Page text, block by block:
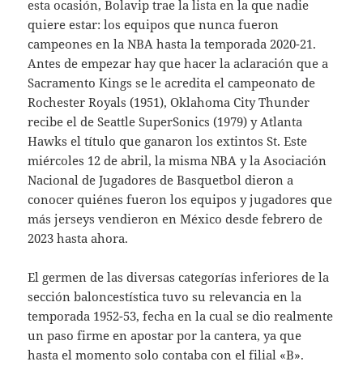
esta ocasión, Bolavip trae la lista en la que nadie
quiere estar: los equipos que nunca fueron
campeones en la NBA hasta la temporada 2020-21.
Antes de empezar hay que hacer la aclaración que a
Sacramento Kings se le acredita el campeonato de
Rochester Royals (1951), Oklahoma City Thunder
recibe el de Seattle SuperSonics (1979) y Atlanta
Hawks el título que ganaron los extintos St. Este
miércoles 12 de abril, la misma NBA y la Asociación
Nacional de Jugadores de Basquetbol dieron a
conocer quiénes fueron los equipos y jugadores que
más jerseys vendieron en México desde febrero de
2023 hasta ahora.
El germen de las diversas categorías inferiores de la
sección baloncestística tuvo su relevancia en la
temporada 1952-53, fecha en la cual se dio realmente
un paso firme en apostar por la cantera, ya que
hasta el momento solo contaba con el filial «B».